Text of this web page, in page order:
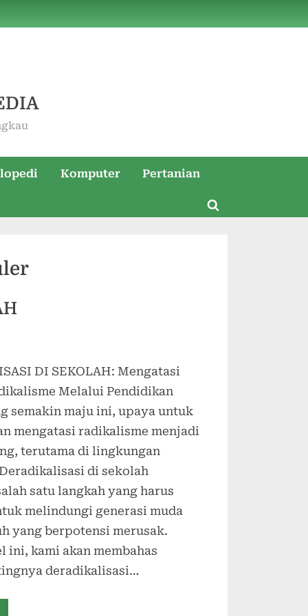
Komputer Pertanian
Toggle
DI SEKOLAH: Mengatasi
Melalui Pendidikan
semakin maju ini, upaya untuk
mengatasi radikalisme menjadi
terutama di lingkungan
di sekolah
satu langkah yang harus
melindungi generasi muda
yang berpotensi merusak.
ini, kami akan membahas
deradikalisasi…